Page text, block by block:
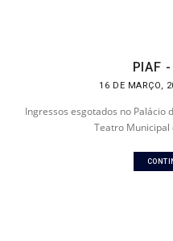
PIAF
16 DE MARÇO,
Ingressos esgotados no Palácio
Teatro Municipal